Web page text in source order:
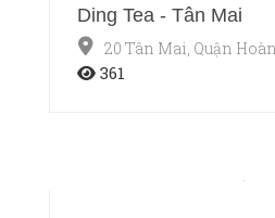
Ding Tea - Tân Mai
20 Tân Mai, Quận
361